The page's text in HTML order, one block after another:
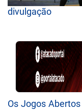
divulgação
Os Jogos